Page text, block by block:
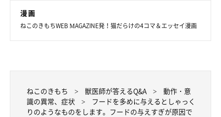
漫画
ねこのきもちWEB MAGAZINE発！猫だらけの4コマ＆エッセイ漫画
ねこのきもち 獣医師が答えるQ&A
動作・意
識の異常、症状
フードを多めに与えるとしゃっく
りのようなものをします。フードの与えすぎが原因で